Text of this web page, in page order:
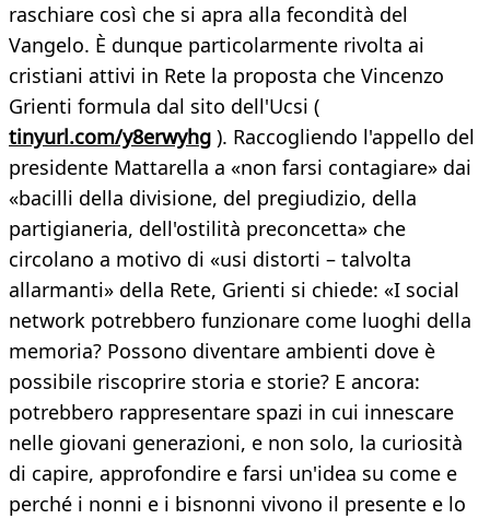
raschiare così che si apra alla fecondità del
Vangelo. È dunque particolarmente rivolta ai
cristiani attivi in Rete la proposta che Vincenzo
Grienti formula dal sito dell'Ucsi (
tinyurl.com/y8erwyhg ). Raccogliendo l'appello del
presidente Mattarella a «non farsi contagiare» dai
«bacilli della divisione, del pregiudizio, della
partigianeria, dell'ostilità preconcetta» che
circolano a motivo di «usi distorti – talvolta
allarmanti» della Rete, Grienti si chiede: «I social
network potrebbero funzionare come luoghi della
memoria? Possono diventare ambienti dove è
possibile riscoprire storia e storie? E ancora:
potrebbero rappresentare spazi in cui innescare
nelle giovani generazioni, e non solo, la curiosità
di capire, approfondire e farsi un'idea su come e
perché i nonni e i bisnonni vivono il presente e lo